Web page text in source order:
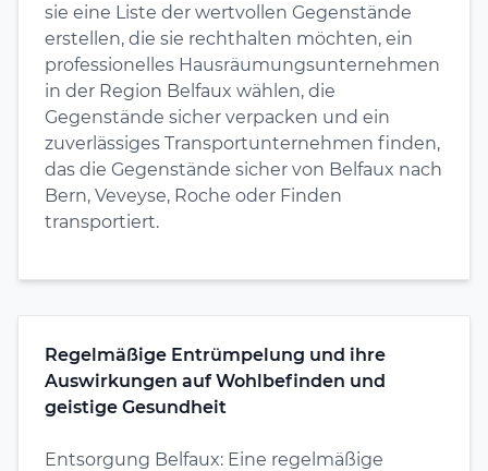
sie eine Liste der wertvollen Gegenstände
erstellen, die sie rechthalten möchten, ein
professionelles Hausräumungsunternehmen
in der Region Belfaux wählen, die
Gegenstände sicher verpacken und ein
zuverlässiges Transportunternehmen finden,
das die Gegenstände sicher von Belfaux nach
Bern, Veveyse, Roche oder Finden
transportiert.
Regelmäßige Entrümpelung und ihre
Auswirkungen auf Wohlbefinden und
geistige Gesundheit
Entsorgung Belfaux: Eine regelmäßige